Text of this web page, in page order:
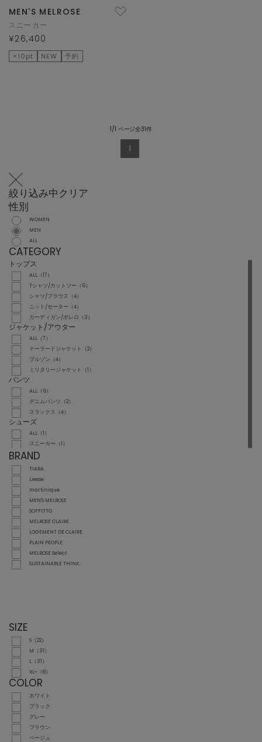
MEN'S MELROSE
スニーカー
¥26,400
×10pt NEW 予約
1/1 ページ全31件
1
絞り込み中クリア
性別
WOMEN
MEN
ALL
CATEGORY
トップス
ALL（17）
Tシャツ/カットソー（6）
シャツ/ブラウス（4）
ニット/セーター（4）
カーディガン/ボレロ（3）
ジャケット/アウター
ALL（7）
テーラードジャケット（2）
ブルゾン（4）
ミリタリージャケット（1）
パンツ
ALL（6）
デニムパンツ（2）
スラックス（4）
シューズ
ALL（1）
スニーカー（1）
BRAND
TIARA
Liesse
martinique
MEN'S MELROSE
SOFFITTO
MELROSE CLAIRE
LOGEMENT DE CLAIRE
PLAIN PEOPLE
MELROSE Select
SUSTAINABLE THINK.
SIZE
S（22）
M（31）
L（31）
XL~（8）
COLOR
ホワイト
ブラック
グレー
ブラウン
ベージュ